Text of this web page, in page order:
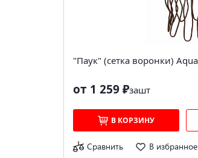
"Паук" (сетка воронки)
от 1 259 ₽зашт
В КОРЗИНУ
Сравнить В избранное